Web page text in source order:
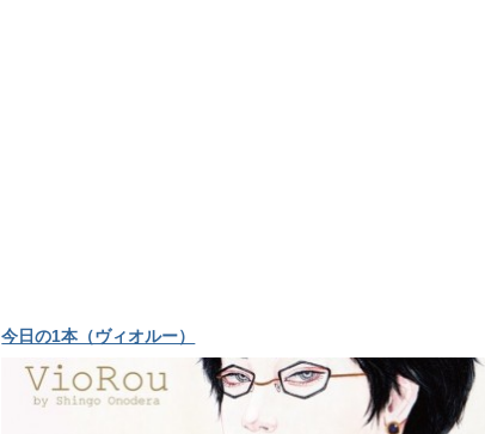
今日の1本（ヴィオルー）